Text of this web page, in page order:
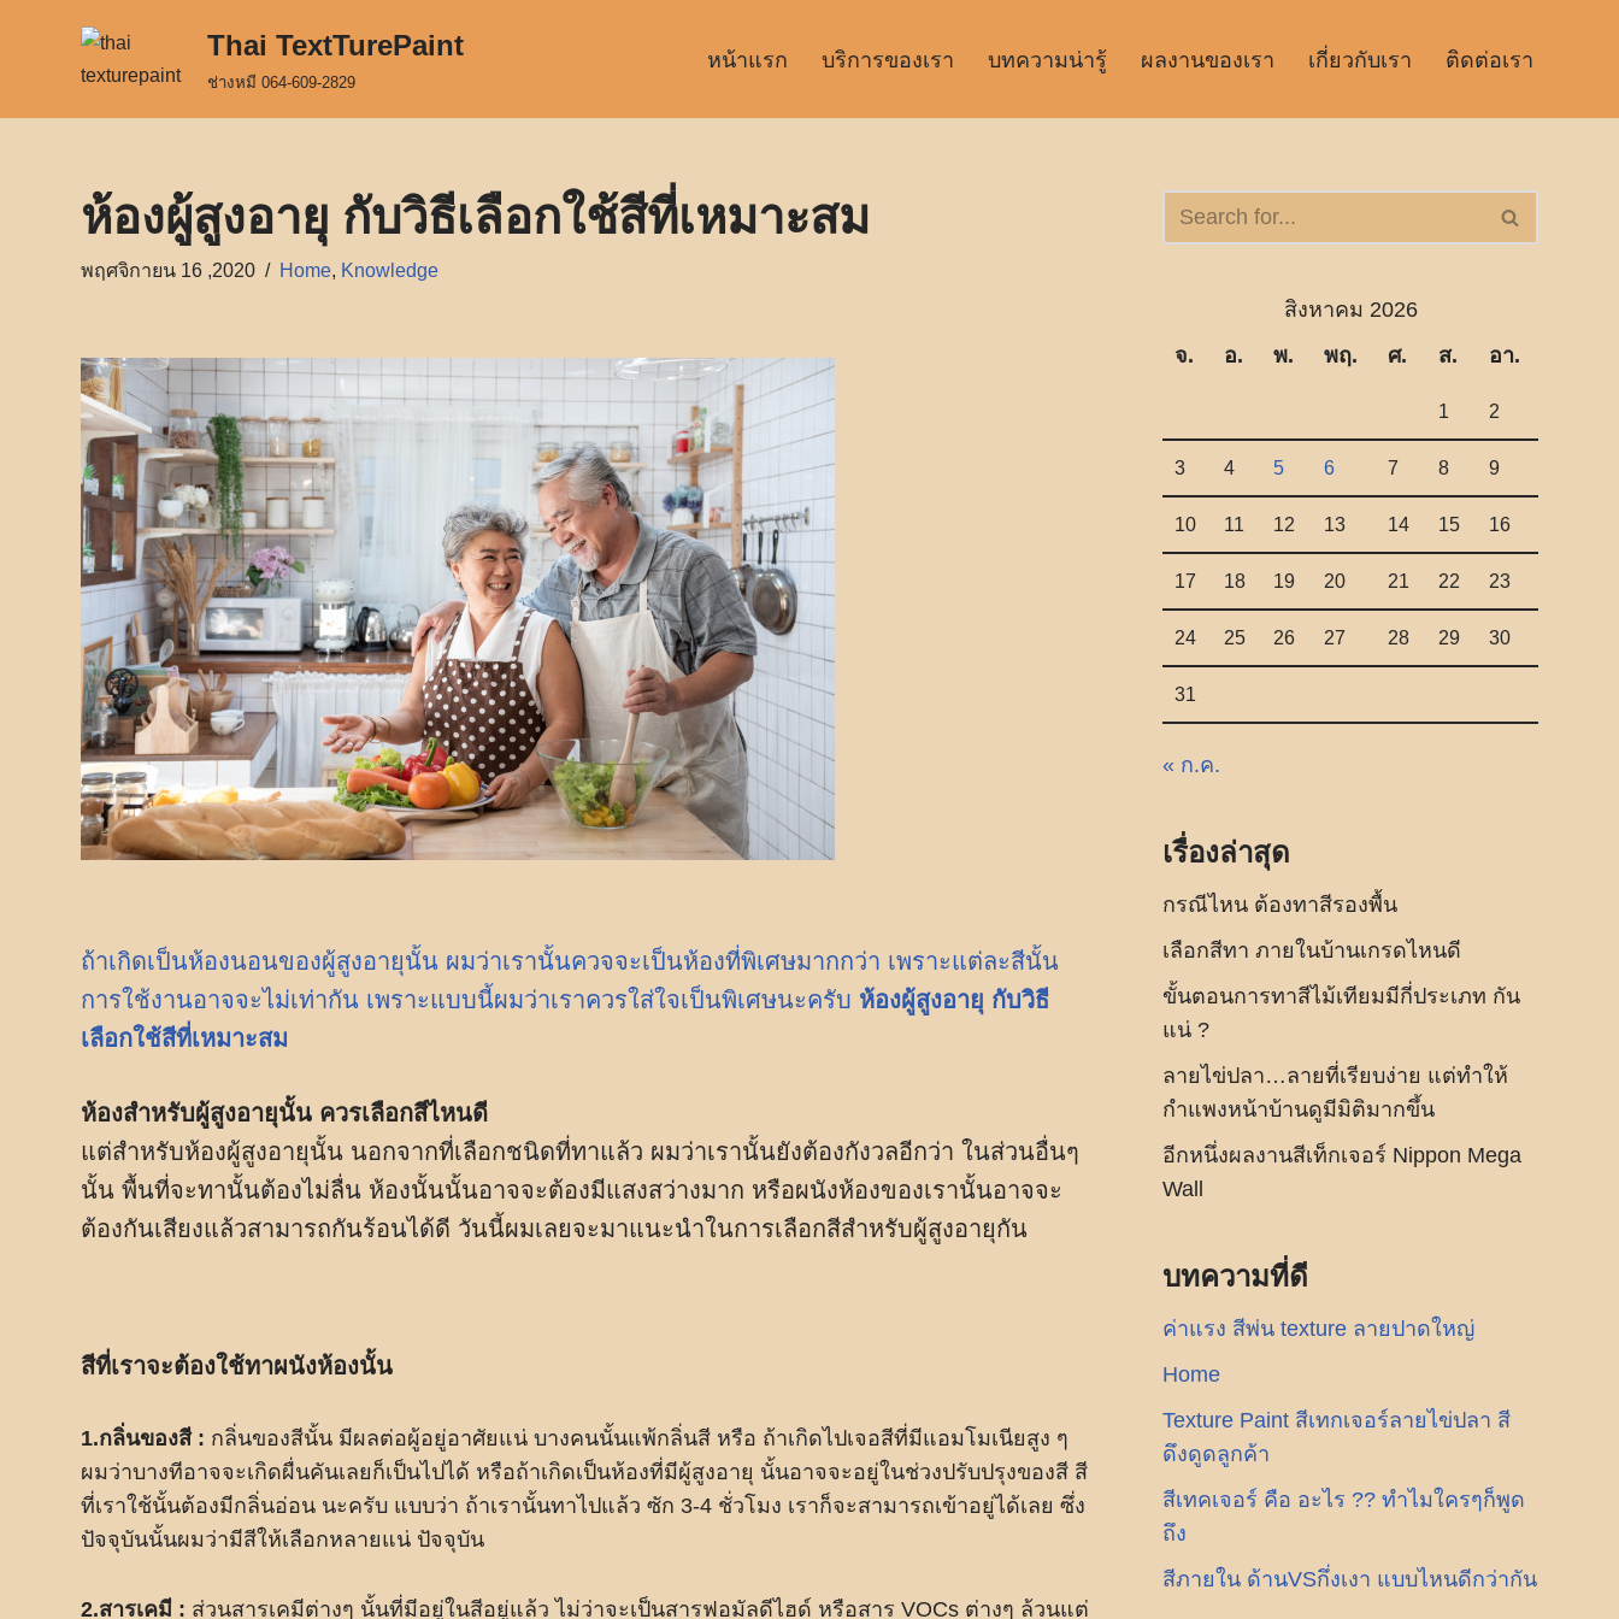
Thai TextTurePaint
ช่างหมี 064-609-2829
หน้าแรก บริการของเรา บทความน่ารู้ ผลงานของเรา เกี่ยวกับเรา ติดต่อเรา
ห้องผู้สูงอายุ กับวิธีเลือกใช้สีที่เหมาะสม
พฤศจิกายน 16 ,2020 Home, Knowledge
ถ้าเกิดเป็นห้องนอนของผู้สูงอายุนั้น ผมว่าเรานั้นควจจะเป็นห้องที่พิเศษมากกว่า เพราะแต่ละสีนั้น
การใช้งานอาจจะไม่เท่ากัน เพราะแบบนี้ผมว่าเราควรใส่ใจเป็นพิเศษนะครับ ห้องผู้สูงอายุ กับวิธี
เลือกใช้สีที่เหมาะสม
ห้องสำหรับผู้สูงอายุนั้น ควรเลือกสีไหนดี
แต่สำหรับห้องผู้สูงอายุนั้น นอกจากที่เลือกชนิดที่ทาแล้ว ผมว่าเรานั้นยังต้องกังวลอีกว่า ในส่วนอื่นๆ
นั้น พื้นที่จะทานั้นต้องไม่ลื่น ห้องนั้นนั้นอาจจะต้องมีแสงสว่างมาก หรือผนังห้องของเรานั้นอาจจะ
ต้องกันเสียงแล้วสามารถกันร้อนได้ดี วันนี้ผมเลยจะมาแนะนำในการเลือกสีสำหรับผู้สูงอายุกัน
สีที่เราจะต้องใช้ทาผนังห้องนั้น
1.กลิ่นของสี : กลิ่นของสีนั้น มีผลต่อผู้อยู่อาศัยแน่ บางคนนั้นแพ้กลิ่นสี หรือ ถ้าเกิดไปเจอสีที่มีแอมโมเนียสูง ๆ
ผมว่าบางทีอาจจะเกิดผื่นคันเลยก็เป็นไปได้ หรือถ้าเกิดเป็นห้องที่มีผู้สูงอายุ นั้นอาจจะอยู่ในช่วงปรับปรุงของสี สี
ที่เราใช้นั้นต้องมีกลิ่นอ่อน นะครับ แบบว่า ถ้าเรานั้นทาไปแล้ว ซัก 3-4 ชั่วโมง เราก็จะสามารถเข้าอยู่ได้เลย ซึ่ง
ปัจจุบันนั้นผมว่ามีสีให้เลือกหลายแน่ ปัจจุบัน
2.สารเคมี : ส่วนสารเคมีต่างๆ นั้นที่มีอยู่ในสีอยู่แล้ว ไม่ว่าจะเป็นสารฟอมัลดีไฮด์ หรือสาร VOCs ต่างๆ ล้วนแต่
สิงหาคม 2026
จ.
อ. พ. พฤ. ศ. ส. อา.
1 2
3 4 5 6 7 8 9
10 11 12 13 14 15 16
17 18 19 20 21 22 23
24 25 26 27 28 29 30
31
« ก.ค.
เรื่องล่าสุด
กรณีไหน ต้องทาสีรองพื้น
เลือกสีทา ภายในบ้านเกรดไหนดี
ขั้นตอนการทาสีไม้เทียมมีกี่ประเภท กัน
แน่ ?
ลายไข่ปลา…ลายที่เรียบง่าย แต่ทำให้
กำแพงหน้าบ้านดูมีมิติมากขึ้น
อีกหนึ่งผลงานสีเท็กเจอร์ Nippon Mega
Wall
บทความที่ดี
ค่าแรง สีพ่น texture ลายปาดใหญ่
Home
Texture Paint สีเทกเจอร์ลายไข่ปลา สี
ดึงดูดลูกค้า
สีเทคเจอร์ คือ อะไร ?? ทำไมใครๆก็พูด
ถึง
สีภายใน ด้านVSกึ่งเงา แบบไหนดีกว่ากัน